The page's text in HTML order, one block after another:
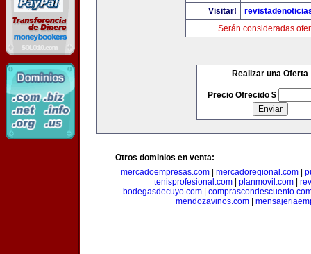
Visitar!
Serán consideradas
Realizar una Oferta
Precio Ofrecido $
Otros dominios en venta:
mercadoempresas.com| mercadoregional.com|
tenisprofesional.com
planmovil.com
bodegasdecuyo.com
mendozavinos.com|